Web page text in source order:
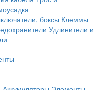
боксы Клеммы
Удлинители и